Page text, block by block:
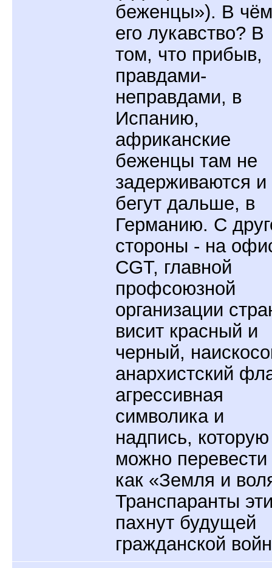
беженцы»). В чём
его лукавство? В
том, что прибыв,
правдами-
неправдами, в
Испанию,
африканские
беженцы там не
задерживаются и
бегут дальше, в
Германию. С
стороны - на
CGT, главной
профсоюзной
организации
висит красный и
черный,
анархистский
агрессивная
символика и
надпись, которую
можно перевести
как «Земля и
Транспаранты
пахнут будущей
гражданской